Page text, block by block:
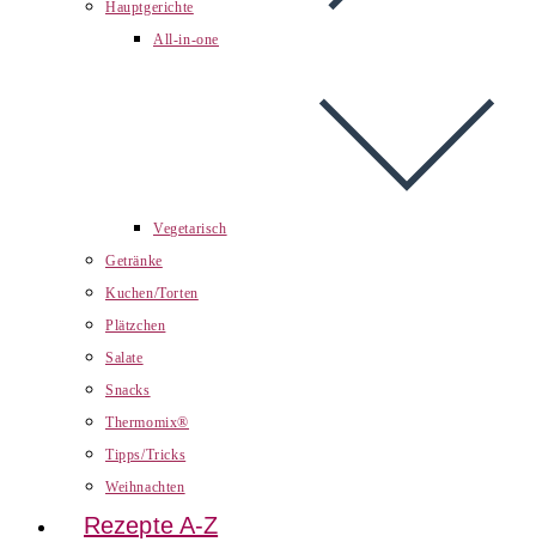
Hauptgerichte
All-in-one
Vegetarisch
Getränke
Kuchen/Torten
Plätzchen
Salate
Snacks
Thermomix®
Tipps/Tricks
Weihnachten
Rezepte A-Z